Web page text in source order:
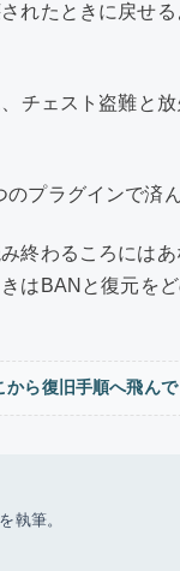
れたときに戻せ
チェスト盗難と放
プラグインで済ん
終わるころには
はBANと復元を
ら復旧手順へ飛ん
執筆。